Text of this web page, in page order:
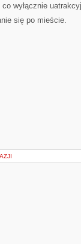
wyłącznie
się po mieście.